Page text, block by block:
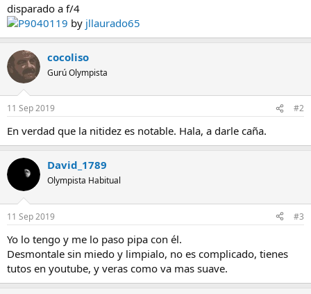
disparado a f/4
P9040119 by jllaurado65
cocoliso
Gurú Olympista
11 Sep 2019 #2
En verdad que la nitidez es notable. Hala, a darle caña.
David_1789
Olympista Habitual
11 Sep 2019 #3
Yo lo tengo y me lo paso pipa con él.
Desmontale sin miedo y limpialo, no es complicado, tienes
tutos en youtube, y veras como va mas suave.